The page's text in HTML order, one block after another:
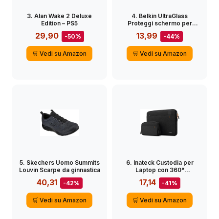
3. Alan Wake 2 Deluxe
Edition – PS5
29,90 -50%
🛒 Vedi su Amazon
4. Belkin UltraGlass
Proteggi schermo per
iPhone 14, 13, 13 Pro,
antimicrobico, applicazione
facile senza bolle con
supporto di allineamento
incluso, collaudato per
13,99 -44%
🛒 Vedi su Amazon
5. Skechers Uomo Summits
Louvin Scarpe da ginnastica
40,31 -42%
🛒 Vedi su Amazon
6. Inateck Custodia per
Laptop con 360°
Protezione, Compatibile
con 16 Pollici MacBook Pro
M5/M4/M3/M2/M1 Pro/Max
A3428 A3429 A3403
A3186 A2991 A2780 A2485
17,14 -41%
🛒 Vedi su Amazon